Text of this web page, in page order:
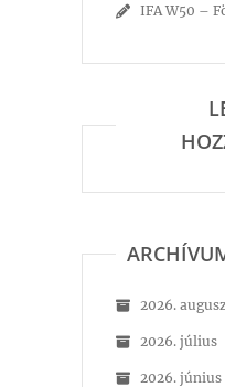
IFA W50 –
2026.
2026. július
2026. június